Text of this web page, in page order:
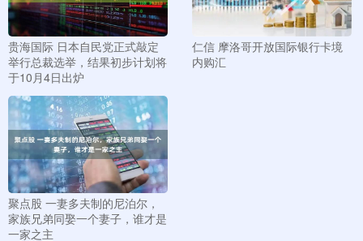
贵海国际 日本自民党正式敲定
举行总裁选举，结果初步计划将
于10月4日出炉
仁信 摩洛哥开放国际银行卡境
内购汇
聚点股 一妻多夫制的尼泊尔，
家族兄弟同娶一个妻子，谁才是
一家之主